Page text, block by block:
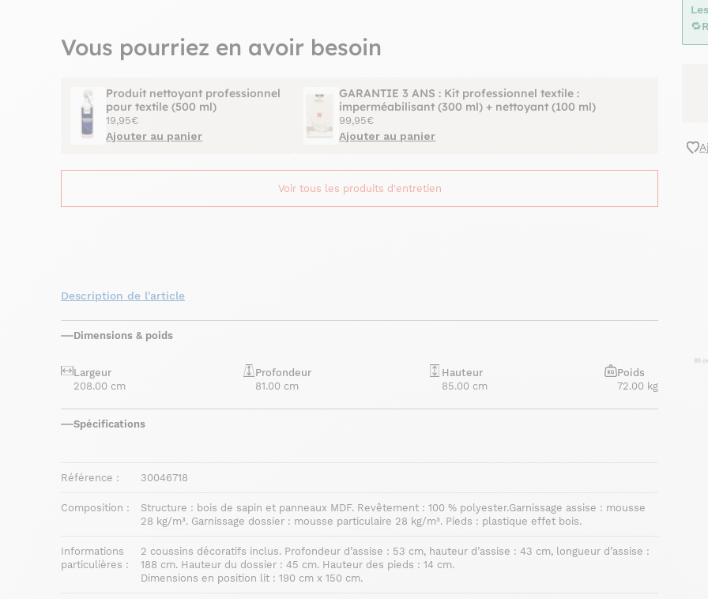
🔁
Vous pourriez en avoir besoin
Produit nettoyant professionnel
pour textile (500 ml)
19,95€
Ajouter au panier
GARANTIE 3 ANS : Kit professionnel textile :
imperméabilisant (300 ml) + nettoyant (100 ml)
99,95€
Ajouter au panier
Voir tous les produits d'entretien
Description de l'article
Dimensions & poids
Largeur
208.00 cm
Profondeur
81.00 cm
Hauteur
85.00 cm
Poids
72.00 kg
Spécifications
Référence : 30046718
Composition :
Structure : bois de sapin et panneaux MDF. Revêtement : 100 % polyester.Garnissage assise : mousse
28 kg/m³. Garnissage dossier : mousse particulaire 28 kg/m³. Pieds : plastique effet bois.
Informations
particulières :
2 coussins décoratifs inclus. Profondeur d’assise : 53 cm, hauteur d’assise : 43 cm, longueur d’assise :
188 cm. Hauteur du dossier : 45 cm. Hauteur des pieds : 14 cm.
Dimensions en position lit : 190 cm x 150 cm.